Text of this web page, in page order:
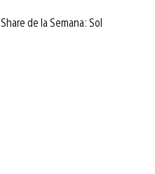
Share de la Semana: Sol